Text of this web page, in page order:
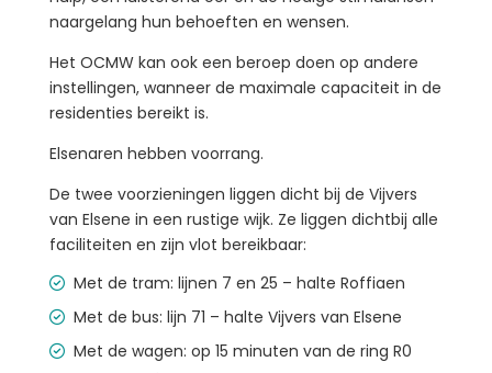
naargelang hun behoeften en wensen.
Het OCMW kan ook een beroep doen op andere
instellingen, wanneer de maximale capaciteit in de
residenties bereikt is.
Elsenaren hebben voorrang.
De twee voorzieningen liggen dicht bij de Vijvers
van Elsene in een rustige wijk. Ze liggen dichtbij alle
faciliteiten en zijn vlot bereikbaar:
Met de tram: lijnen 7 en 25 – halte Roffiaen
Met de bus: lijn 71 – halte Vijvers van Elsene
Met de wagen: op 15 minuten van de ring R0